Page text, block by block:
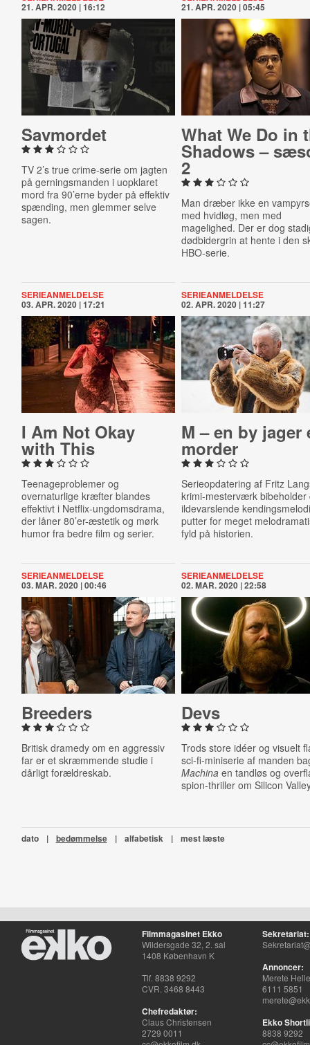
21. APR. 2020 | 16:12
Savmordet
TV 2’s true crime-serie om jagten
på gerningsmanden i uopklaret
mord fra 90’erne byder på effektiv
spænding, men glemmer selve
sagen.
21. APR. 2020 | 05:45
What We Do in
Shadows –
2
Man dræber ikke en
med hvidløg, men med
magelighed. Der er dog
dødbidergrin at hente i den
HBO-serie.
SERIEANMELDELSE
03. APR. 2020 | 17:21
I Am Not Okay
with This
Teenageproblemer og
overnaturlige kræfter blandes
effektivt i Netflix-ungdomsdrama,
der låner 80’er-æstetik og mørk
humor fra bedre film og serier.
SERIEANMELDELSE
02. APR. 2020 | 11:27
M – en by jager
morder
Serieopdatering af Fritz
krimi-mesterværk bibeholder
ildevarslende
putter for meget
fyld på historien.
SERIEANMELDELSE
03. MAR. 2020 | 00:46
Breeders
Britisk dramedy om en aggressiv
far er et skræmmende studie i
dårligt forældreskab.
SERIEANMELDELSE
02. MAR. 2020 | 22:58
Devs
Trods store idéer og visuelt
sci-fi-miniserie af manden
Machinaen tandløs og
spion-thriller om Silicon
dato | bedømmelse | alfabetisk | mest læste
Filmmagasinet Ekko
Wildersgade 32, 2. sal
1408 København K
Tlf. 8838 9292
CVR. 3468 8443
Chefredaktør:
Claus Christensen
2729 0011
Sekretariat:
Annoncer:
Merete
6111 5851
Ekko
8838 9292